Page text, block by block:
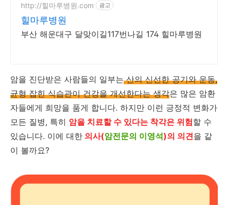
http://힐마루병원.com 광고
힐마루병원
부산 해운대구 달맞이길117번나길 174 힐마루병원
암을 진단받은 사람들의 일부는산의 신선한 공기와 운동,
균형 잡힌 식습관이 건강을 개선한다는 생각은 많은 암환
자들에게 희망을 품게 합니다. 하지만 이런 긍정적 변화가
모든 질병, 특히 암을 치료할 수 있다는 착각은 위험할 수
있습니다. 이에 대한 의사(암전문의 이영석)의 의견을 같
이 볼까요?